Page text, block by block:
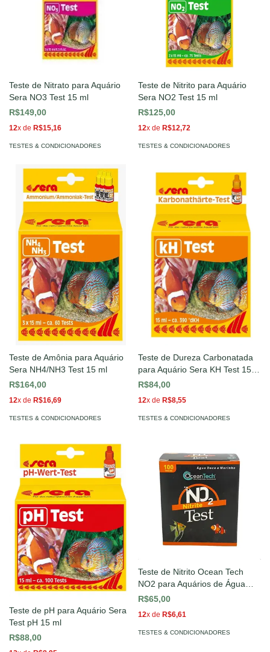
Teste de Nitrato para Aquário
Sera NO3 Test 15 ml
R$149,00
12x de R$15,16
TESTES & CONDICIONADORES
Teste de Nitrito para Aquário
Sera NO2 Test 15 ml
R$125,00
12x de R$12,72
TESTES & CONDICIONADORES
Teste de Amônia para Aquário
Sera NH4/NH3 Test 15 ml
R$164,00
12x de R$16,69
TESTES & CONDICIONADORES
Teste de Dureza Carbonatada
para Aquário Sera KH Test 15
ml
R$84,00
12x de R$8,55
TESTES & CONDICIONADORES
Teste de pH para Aquário Sera
Test pH 15 ml
R$88,00
Teste de Nitrito Ocean Tech
NO2 para Aquários de Água
Doce e Marinhos
R$65,00
12x de R$6,61
TESTES & CONDICIONADORES